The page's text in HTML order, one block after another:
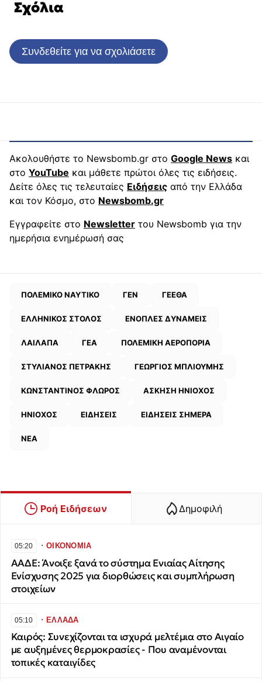
Σχόλια
Συνδεθείτε για να σχολιάσετε
Ακολουθήστε το Newsbomb.gr στο Google News και
στο YouTube και μάθετε πρώτοι όλες τις ειδήσεις.
Δείτε όλες τις τελευταίες Ειδήσεις από την Ελλάδα
και τον Κόσμο, στο Newsbomb.gr
Εγγραφείτε στο Newsletter του Newsbomb για την
ημερήσια ενημέρωσή σας
ΠΟΛΕΜΙΚΟ ΝΑΥΤΙΚΟ ΓΕΝ ΓΕΕΘΑ
ΕΛΛΗΝΙΚΟΣ ΣΤΟΛΟΣ ΕΝΟΠΛΕΣ ΔΥΝΑΜΕΙΣ
ΛΑΙΛΑΠΑ ΓΕΑ ΠΟΛΕΜΙΚΗ ΑΕΡΟΠΟΡΙΑ
ΣΤΥΛΙΑΝΟΣ ΠΕΤΡΑΚΗΣ ΓΕΩΡΓΙΟΣ ΜΠΛΙΟΥΜΗΣ
ΚΩΝΣΤΑΝΤΙΝΟΣ ΦΛΩΡΟΣ ΑΣΚΗΣΗ ΗΝΙΟΧΟΣ
ΗΝΙΟΧΟΣ ΕΙΔΗΣΕΙΣ ΕΙΔΗΣΕΙΣ ΣΗΜΕΡΑ
ΝΕΑ
Ροή Ειδήσεων Δημοφιλή
05:20 ∙ΟΙΚΟΝΟΜΙΑ
ΑΑΔΕ: Άνοιξε ξανά το σύστημα Ενιαίας Αίτησης
Ενίσχυσης 2025 για διορθώσεις και συμπλήρωση
στοιχείων
05:10 ∙ΕΛΛΑΔΑ
Καιρός: Συνεχίζονται τα ισχυρά μελτέμια στο Αιγαίο
με αυξημένες θερμοκρασίες - Που αναμένονται
τοπικές καταιγίδες